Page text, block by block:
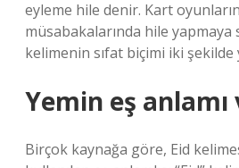
eyleme hile denir. Kart
müsabakalarında hile yapmaya
kelimenin sıfat biçimi iki şekilde
Yemin eş anlamı
Birçok kaynağa göre, Eid